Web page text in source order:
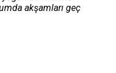
akşamları geç